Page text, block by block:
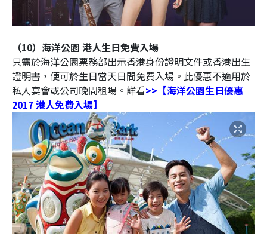
（10）海洋公園 港人生日免費入場
只需於海洋公園票務部出示香港身份證明文件或香港出生
證明書，便可於生日當天日間免費入場。此優惠不適用於
私人宴會或公司晚間租場。詳看>>【海洋公園生日優惠
2017 港人免費入場】